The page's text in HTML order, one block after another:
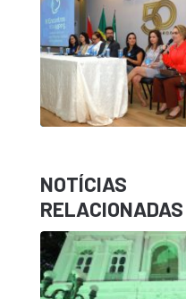
NOTÍCIAS
RELACIONADAS